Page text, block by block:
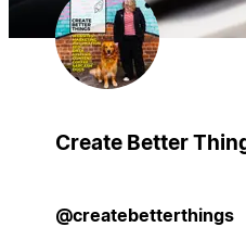
Create Better
@createbetterthings